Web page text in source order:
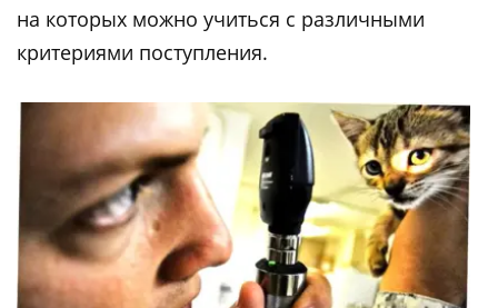
на которых можно учиться с различными
критериями поступления.